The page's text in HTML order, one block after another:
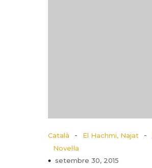
Català - El Hachmi, Najat -
Novel·la
setembre 30, 2015